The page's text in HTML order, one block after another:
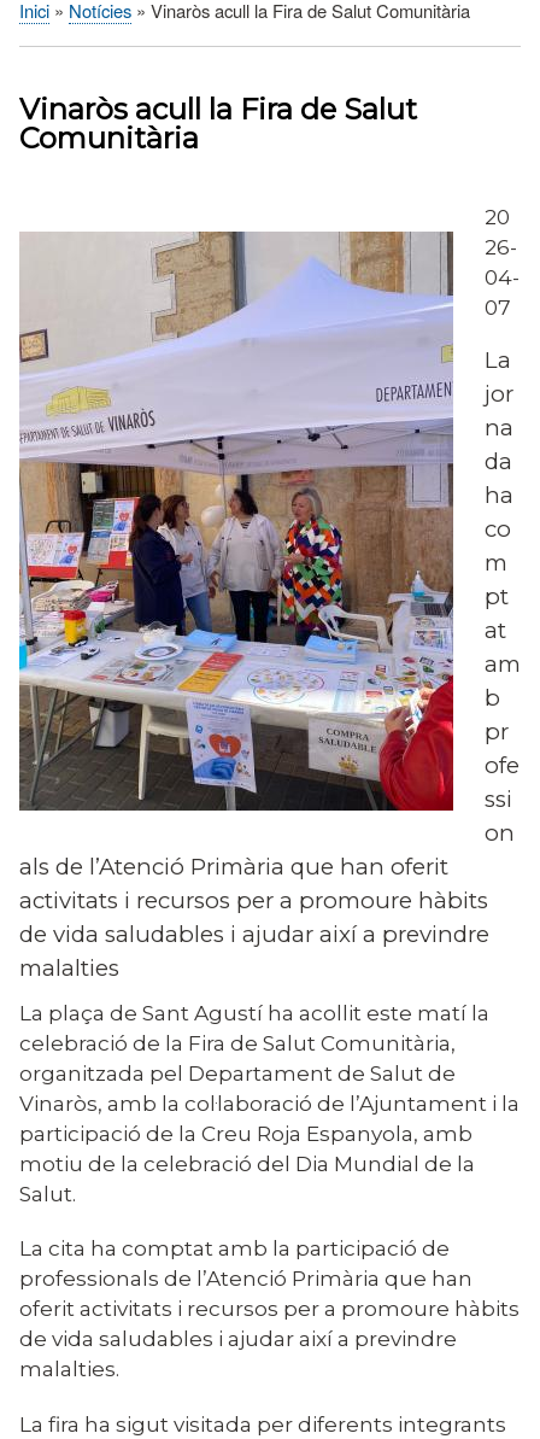
Fil
Inici Notícies Vinaròs acull la Fira de Salut Comunitària
Vinaròs acull la Fira de Salut
Comunitària
20
26-
04-
07
La
jor
na
da
ha
co
m
pt
at
am
b
pr
ofe
ssi
on
als de l’Atenció Primària que han oferit
activitats i recursos per a promoure hàbits
de vida saludables i ajudar així a previndre
malalties
La plaça de Sant Agustí ha acollit este matí la
celebració de la Fira de Salut Comunitària,
organitzada pel Departament de Salut de
Vinaròs, amb la col·laboració de l’Ajuntament i la
participació de la Creu Roja Espanyola, amb
motiu de la celebració del Dia Mundial de la
Salut.
La cita ha comptat amb la participació de
professionals de l’Atenció Primària que han
oferit activitats i recursos per a promoure hàbits
de vida saludables i ajudar així a previndre
malalties.
La fira ha sigut visitada per diferents integrants